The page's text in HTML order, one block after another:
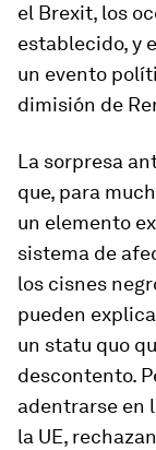
el Brexit, los
establecido, y
un evento
dimisión de
La sorpresa
que, para
un elemento
sistema de
los cisnes
pueden
un statu quo
descontento.
adentrarse en
la UE,